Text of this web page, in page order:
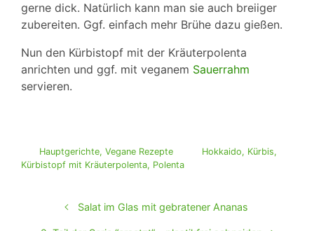
gerne dick. Natürlich kann man sie auch breiiger
zubereiten. Ggf. einfach mehr Brühe dazu gießen.
Nun den Kürbistopf mit der Kräuterpolenta
anrichten und ggf. mit veganem Sauerrahm
servieren.
Hauptgerichte, Vegane Rezepte Hokkaido, Kürbis,
Kürbistopf mit Kräuterpolenta, Polenta
Salat im Glas mit gebratener Ananas